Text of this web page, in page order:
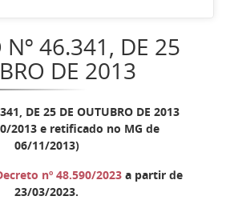
Nº 46.341, DE 25
DE 2013
DE 25 DE OUTUBRO DE 2013
2013 e retificado no MG de
06/11/2013)
nº 48.590/2023 a partir de
23/03/2023.